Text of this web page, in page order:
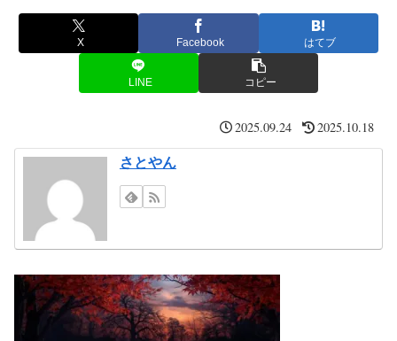
X Facebook はてブ
LINE コピー
2025.09.24 2025.10.18
さとやん